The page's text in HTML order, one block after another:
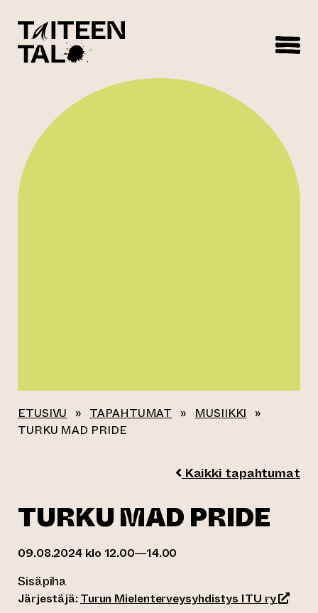
ETUSIVU » TAPAHTUMAT » MUSIIKKI »
TURKU MAD PRIDE
Kaikki tapahtumat
TURKU MAD PRIDE
09.08.2024 klo 12.00—14.00
Sisäpiha
Järjestäjä: Turun Mielenterveysyhdistys ITU ry(siirtyy